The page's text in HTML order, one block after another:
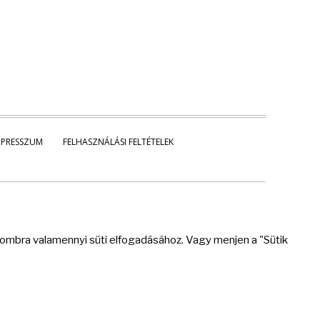
FELHASZNÁLÁSI FELTÉTELEK
valamennyi süti elfogadásához. Vagy menjen a "Sütik